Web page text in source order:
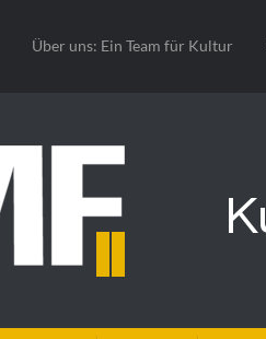
Über uns: Ein Team für Kultur